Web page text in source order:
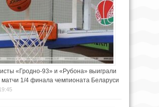
«Гродно-93» и «Рубона» выиграли
1/4 финала чемпионата Беларуси